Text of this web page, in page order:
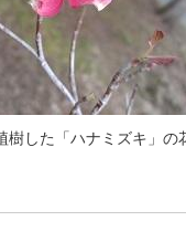
した「ハナミズキ」の